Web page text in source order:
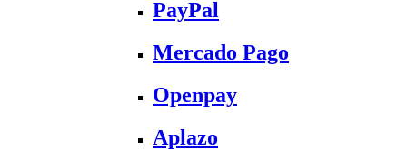
PayPal
Mercado Pago
Openpay
Aplazo